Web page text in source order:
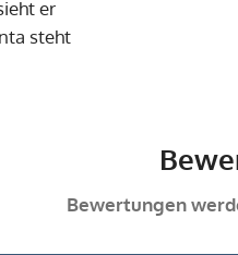
er
steht
Bewertungen